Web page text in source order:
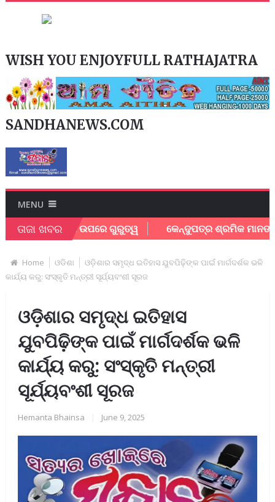
WISH YOU ENJOYFULL RATHAJATRA
SANDHANEWS.COM
MENU
ତାଜା ଖବର
ବିକାଶ ଉପରେ ଗୁରୁତ୍ୱ କେନ୍ଦୁପତ୍ର ଶ୍ରମିକ ମାନଙ୍କୁ ବୋନସ
Home ଓଡିଶା
ଓଡ଼ିଶାର ସମୃଦ୍ଧ ଇତିହାସ ଯୁବପିଢ଼ିଙ୍କ ପାଇଁ ମାର୍ଗଦର୍ଶକ ଭଳି
କାର୍ଯ୍ୟ କରୁ: ସଂସ୍କୃତି ମନ୍ତ୍ରୀ ସୂର୍ଯ୍ୟବଂଶୀ ସୂରଜ
ଓଡ଼ିଶାର ସମୃଦ୍ଧ ଇତିହାସ
ଯୁବପିଢ଼ିଙ୍କ ପାଇଁ ମାର୍ଗଦର୍ଶକ ଭଳି
କାର୍ଯ୍ୟ କରୁ: ସଂସ୍କୃତି ମନ୍ତ୍ରୀ
ସୂର୍ଯ୍ୟବଂଶୀ ସୂରଜ
Hemanta Bhainsa June 9, 2025